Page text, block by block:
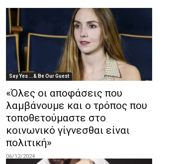
Say Yes ...& Be Our Guest
«Όλες οι αποφάσεις που
λαμβάνουμε και ο τρόπος που
τοποθετούμαστε στο
κοινωνικό γίγνεσθαι είναι
πολιτική»
06/12/2024